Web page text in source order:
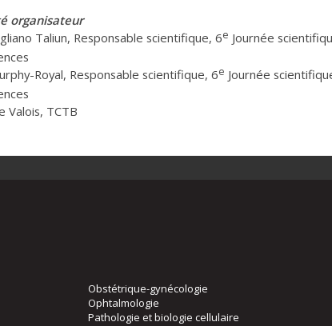
organisateur
Taliun, Responsable scientifique, 6e Journée
Royal, Responsable scientifique, 6e Journée
Valois, TCTB
Obstétrique-gynécologie
Ophtalmologie
Pathologie et biologie cellulaire